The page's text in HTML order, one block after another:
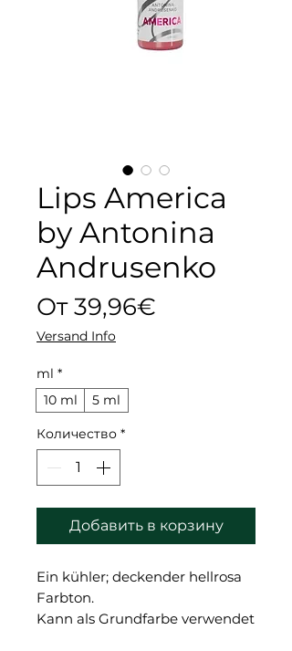
Lips America
by Antonina
Andrusenko
От39,96€
Versand Info
ml *
10 ml
5 ml
Количество *
Добавить в корзину
Ein kühler; deckender hellrosa
Farbton.
Kann als Grundfarbe verwendet